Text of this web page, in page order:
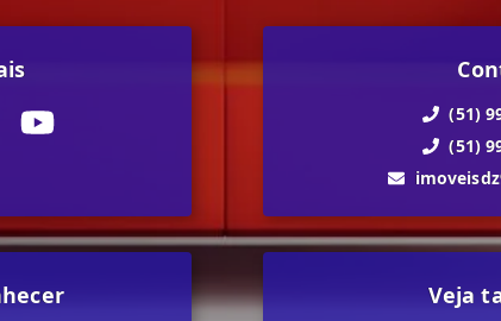
(51)
(51)
Veja